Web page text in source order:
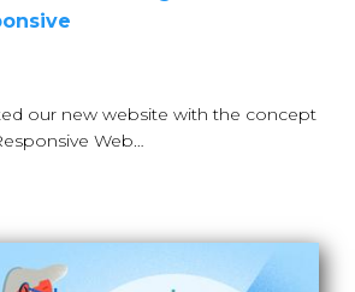
our new website with the concept
Web…